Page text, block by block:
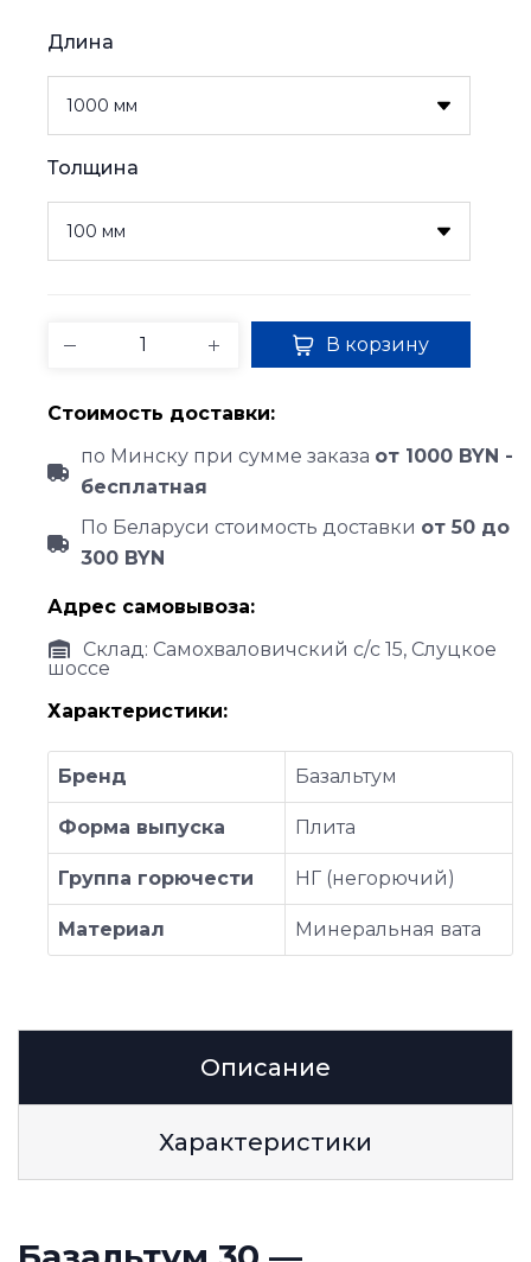
Длина
Толщина
В корзину
Стоимость доставки:
по Минску при сумме заказа от 1000 BYN -
бесплатная
По Беларуси стоимость доставки от 50 до
300 BYN
Адрес самовывоза:
Склад: Самохваловичский с/с 15, Слуцкое
шоссе
Характеристики:
Бренд Базальтум
Форма выпуска Плита
Группа горючести НГ (негорючий)
Материал Минеральная вата
Описание
Характеристики